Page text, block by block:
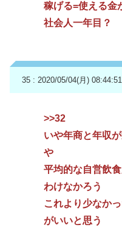
稼げる=使える金
社会人一年目？
35 : 2020/05/04(月)
>>32
いや年商と年収
や
平均的な自営飲
わけなかろう
これより少なか
がいいと思う